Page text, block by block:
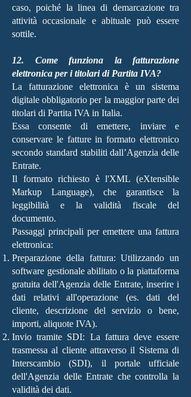
caso, poiché la linea di demarcazione tra
attività occasionale e abituale può essere
sottile.
12. Come funziona la fatturazione
elettronica per i titolari di Partita IVA?
La fatturazione elettronica è un sistema
digitale obbligatorio per la maggior parte dei
titolari di Partita IVA in Italia.
Essa consente di emettere, inviare e
conservare le fatture in formato elettronico
secondo standard stabiliti dall’Agenzia delle
Entrate.
Il formato richiesto è l'XML (eXtensible
Markup Language), che garantisce la
leggibilità e la validità fiscale del
documento.
Passaggi principali per emettere una fattura
elettronica:
Preparazione della fattura: Utilizzando un
software gestionale abilitato o la piattaforma
gratuita dell'Agenzia delle Entrate, inserire i
dati relativi all'operazione (es. dati del
cliente, descrizione del servizio o bene,
importi, aliquote IVA).
Invio tramite SDI: La fattura deve essere
trasmessa al cliente attraverso il Sistema di
Interscambio (SDI), il portale ufficiale
dell'Agenzia delle Entrate che controlla la
validità dei dati.